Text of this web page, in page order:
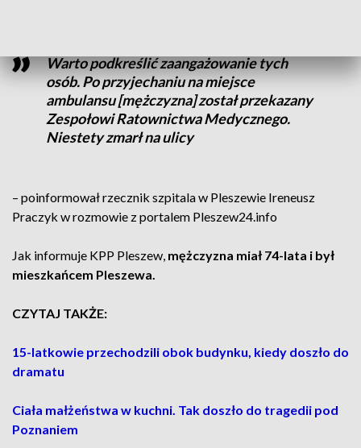
Warto podkreślić zaangażowanie tych
osób. Po przyjechaniu na miejsce
ambulansu [mężczyzna] został przekazany
Zespołowi Ratownictwa Medycznego.
Niestety zmarł na ulicy
– poinformował rzecznik szpitala w Pleszewie Ireneusz
Praczyk w rozmowie z portalem Pleszew24.info
Jak informuje KPP Pleszew, mężczyzna miał 74-lata i był
mieszkańcem Pleszewa.
CZYTAJ TAKŻE:
15-latkowie przechodzili obok budynku, kiedy doszło do
dramatu
Ciała małżeństwa w kuchni. Tak doszło do tragedii pod
Poznaniem